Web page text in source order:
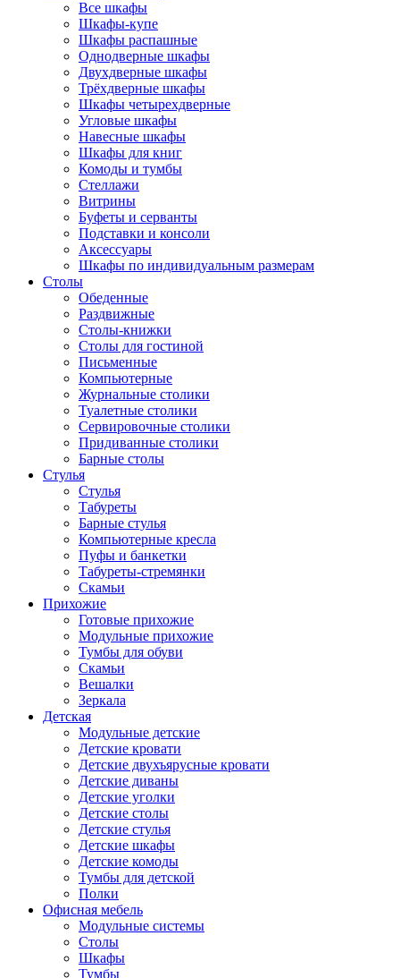
Все шкафы
Шкафы-купе
Шкафы распашные
Однодверные шкафы
Двухдверные шкафы
Трёхдверные шкафы
Шкафы четырехдверные
Угловые шкафы
Навесные шкафы
Шкафы для книг
Комоды и тумбы
Стеллажи
Витрины
Буфеты и серванты
Подставки и консоли
Аксессуары
Шкафы по индивидуальным размерам
Столы
Обеденные
Раздвижные
Столы-книжки
Столы для гостиной
Письменные
Компьютерные
Журнальные столики
Туалетные столики
Сервировочные столики
Придиванные столики
Барные столы
Стулья
Стулья
Табуреты
Барные стулья
Компьютерные кресла
Пуфы и банкетки
Табуреты-стремянки
Скамьи
Прихожие
Готовые прихожие
Модульные прихожие
Тумбы для обуви
Скамьи
Вешалки
Зеркала
Детская
Модульные детские
Детские кровати
Детские двухъярусные кровати
Детские диваны
Детские уголки
Детские столы
Детские стулья
Детские шкафы
Детские комоды
Тумбы для детской
Полки
Офисная мебель
Модульные системы
Столы
Шкафы
Тумбы